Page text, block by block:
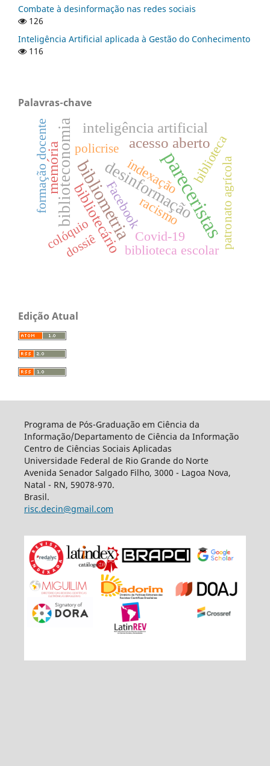
Combate à desinformação nas redes sociais
126
Inteligência Artificial aplicada à Gestão do Conhecimento
116
Palavras-chave
pareceristas
bibliometria
desinformação
biblioteconomia acesso aberto
inteligência artificial
bibliotecário
memória
Facebookracismo
biblioteca
formação docente
biblioteca escolar
indexação
Covid-19
dossiê
policrise
colóquio patronato agrícola
Edição Atual
Programa de Pós-Graduação em Ciência da
Informação/Departamento de Ciência da Informação
Centro de Ciências Sociais Aplicadas
Universidade Federal de Rio Grande do Norte
Avenida Senador Salgado Filho, 3000 - Lagoa Nova,
Natal - RN, 59078-970.
Brasil.
risc.decin@gmail.com